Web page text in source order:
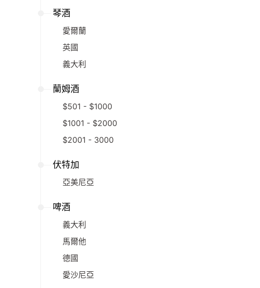
琴酒
愛爾蘭
英國
義大利
蘭姆酒
$501 - $1000
$1001 - $2000
$2001 - 3000
伏特加
亞美尼亞
啤酒
義大利
馬爾他
德國
愛沙尼亞